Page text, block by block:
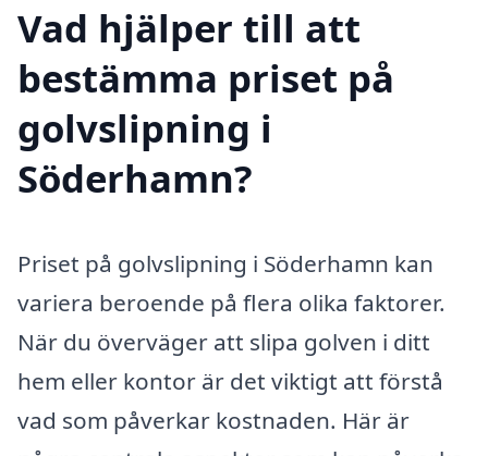
Vad hjälper till att
bestämma priset på
golvslipning i
Söderhamn?
Priset på golvslipning i Söderhamn kan
variera beroende på flera olika faktorer.
När du överväger att slipa golven i ditt
hem eller kontor är det viktigt att förstå
vad som påverkar kostnaden. Här är